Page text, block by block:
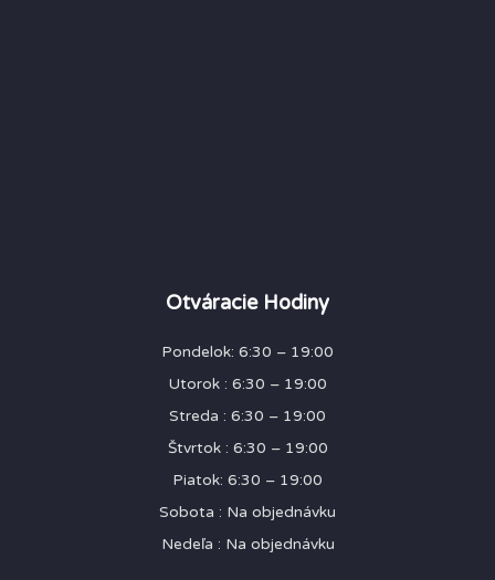
Otváracie Hodiny
Pondelok: 6:30 – 19:00
Utorok : 6:30 – 19:00
Streda : 6:30 – 19:00
Štvrtok : 6:30 – 19:00
Piatok: 6:30 – 19:00
Sobota : Na objednávku
Nedeľa : Na objednávku